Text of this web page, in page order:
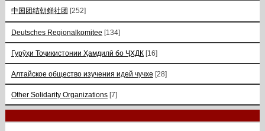
中国团结朝鲜社团 [252]
Deutsches Regionalkomitee [134]
Гурӯҳи Тоҷикистонии Ҳамдилӣ бо ҶХДК [16]
Алтайское общество изучения идей чучхе [28]
Other Solidarity Organizations [7]